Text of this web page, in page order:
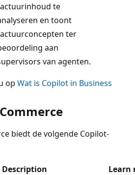
te
en toont
ter
aan
van agenten.
op Wat is Copilot in Business
biedt de volgende Copilot-
Description Learn